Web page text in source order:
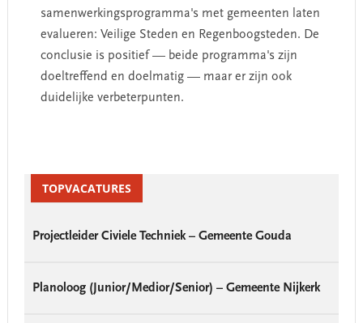
samenwerkingsprogramma's met gemeenten laten
evalueren: Veilige Steden en Regenboogsteden. De
conclusie is positief — beide programma's zijn
doeltreffend en doelmatig — maar er zijn ook
duidelijke verbeterpunten.
SidebarTOPVACATURES
Projectleider Civiele Techniek – Gemeente Gouda
Planoloog (Junior/Medior/Senior) – Gemeente Nijkerk